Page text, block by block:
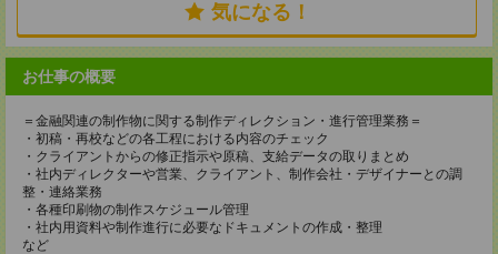
気になる！
お仕事の概要
＝金融関連の制作物に関する制作ディレクション・進行管理業務＝
・初稿・再校などの各工程における内容のチェック
・クライアントからの修正指示や原稿、支給データの取りまとめ
・社内ディレクターや営業、クライアント、制作会社・デザイナーとの調
整・連絡業務
・各種印刷物の制作スケジュール管理
・社内用資料や制作進行に必要なドキュメントの作成・整理
など